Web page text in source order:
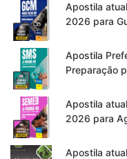
Apostila
2026 para
Apostila
Preparação
Apostila
2026 para
Apostila